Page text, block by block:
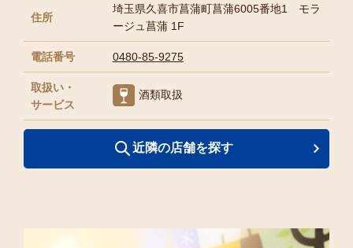
住所
埼玉県久喜市菖蒲町菖蒲6005番地1 モラ
ージュ菖蒲 1F
電話番号 0480-85-9275
取扱い・
サービス
酒類取扱